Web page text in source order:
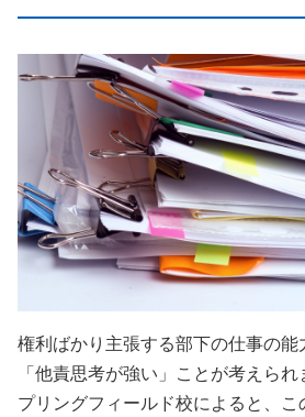
権利ばかり主張する部下の仕事の能
「他責思考が強い」ことが考えら
プリングフィールド校によると、